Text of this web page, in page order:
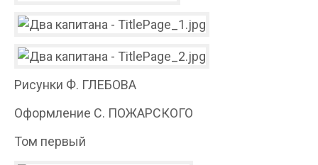
Рисунки Ф. ГЛЕБОВА
Оформление С. ПОЖАРСКОГО
Том первый